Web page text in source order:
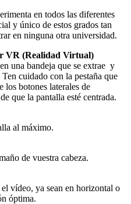
en todos las diferentes
y único de estos grados tan
en ninguna otra universidad.
VR (Realidad Virtual)
una bandeja que se extrae y
cuidado con la pestaña que
los botones laterales de
que la pantalla esté centrada.
al máximo.
de vuestra cabeza.
vídeo, ya sean en horizontal o
óptima.